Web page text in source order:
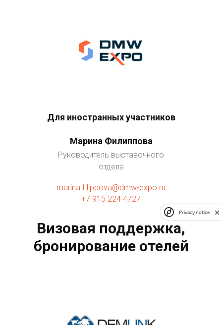
Для иностранных участников
Марина Филиппова
Руководитель выставочного
отдела
marina.filippova@dmw-expo.ru
+7 915 224 4727
Визовая поддержка,
бронирование отелей
Privacy notice